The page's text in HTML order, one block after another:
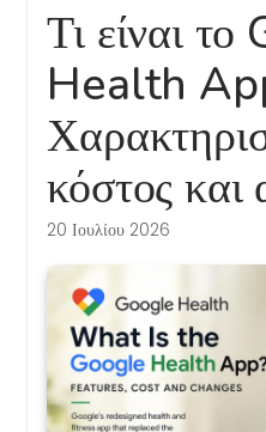
Τι είναι
Health
κόστος και
20 Ιουλίου 2026